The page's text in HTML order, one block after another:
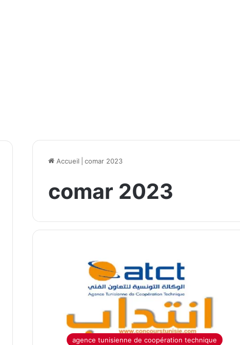
Accueil comar 2023
comar 2023
agence tunisienne de coopération technique